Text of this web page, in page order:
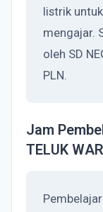
listrik
mengajar.
oleh SD
PLN.
Jam
TELUK